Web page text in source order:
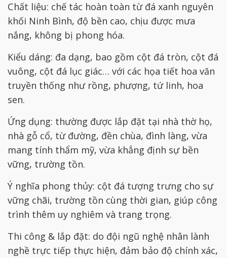
Chất liệu: chế tác hoàn toàn từ đá xanh nguyên
khối Ninh Bình, độ bền cao, chịu được mưa
nắng, không bị phong hóa.
Kiểu dáng: đa dạng, bao gồm cột đá tròn, cột đá
vuông, cột đá lục giác… với các họa tiết hoa văn
truyền thống như rồng, phượng, tứ linh, hoa
sen.
Ứng dụng: thường được lắp đặt tại nhà thờ họ,
nhà gỗ cổ, từ đường, đền chùa, đình làng, vừa
mang tính thẩm mỹ, vừa khẳng định sự bền
vững, trường tồn.
Ý nghĩa phong thủy: cột đá tượng trưng cho sự
vững chãi, trường tồn cùng thời gian, giúp công
trình thêm uy nghiêm và trang trọng.
Thi công & lắp đặt: do đội ngũ nghệ nhân lành
nghề trực tiếp thực hiện, đảm bảo độ chính xác,